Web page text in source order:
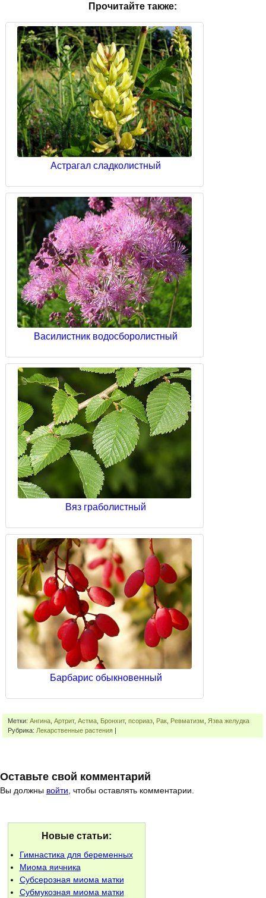
Прочитайте также:
Астрагал сладколистный
Василистник водосборолистный
Вяз граболистный
Барбарис обыкновенный
Метки: Ангина Артрит, Астма Бронхит, псориаз Рак Ревматизм
Язва желудка
Рубрика: Лекарственные растения |
Оставьте свой комментарий
Вы должны войти , чтобы оставлять комментарии.
Новые статьи:
Гимнастика для беременных
Миома яичника
Субсерозная миома матки
Субмукозная миома матки